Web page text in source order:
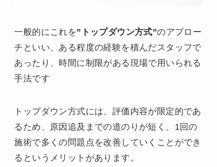
一般的にこれを”トップダウン方式”のアプロー
チといい、ある程度の経験を積んだスタッフで
あったり、時間に制限がある現場で用いられる
手法です
トップダウン方式には、評価内容が限定的であ
るため、原因追及までの道のりが短く、1回の
施術で多くの問題点を改善していくことができ
るというメリットがあります。